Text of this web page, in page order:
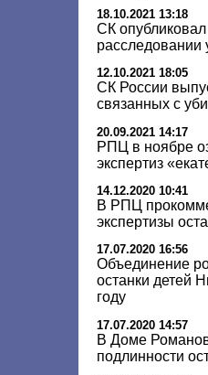
18.10.2021 13:18
СК опубликовал
расследовании
12.10.2021 18:05
СК России
связанных с
20.09.2021 14:17
РПЦ в ноябре
экспертиз
14.12.2020 10:41
В РПЦ
экспертизы
17.07.2020 16:56
Объединение
останки детей
году
17.07.2020 14:57
В Доме
подлинности